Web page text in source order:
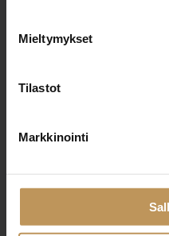
Mieltymykset
Tilastot
Markkinointi
Finlands
Tietosuoja-